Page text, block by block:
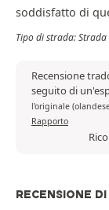
soddisfatto di
Tipo di strada:
Recensione
seguito di
l'originale
Rapporto
RECENSIONE